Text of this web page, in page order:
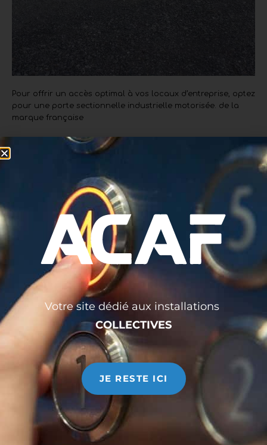
Pour offrir un accès optimal à vos locaux d’entreprise, optez
pour une porte sectionnelle industrielle motorisée. de la
marque française
ACAF vous propose des portes sectionnelles industrielles
dont le design est en adéquation avec les parcs industriels
et toutes les constructions non-résidentielles.
Votre site dédié aux installations
COLLECTIVES
JE RESTE ICI